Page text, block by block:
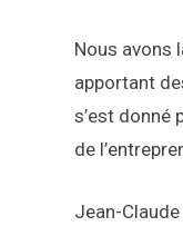
Nous avons
apportant
s’est donné
de
Jean-Claude